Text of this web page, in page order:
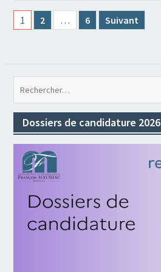
Pagination
des
1 2 … 6 Suivant
Dossiers de candidature 2026